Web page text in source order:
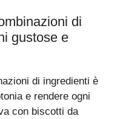
di
gustose e
di ingredienti è
e rendere ogni
con biscotti da